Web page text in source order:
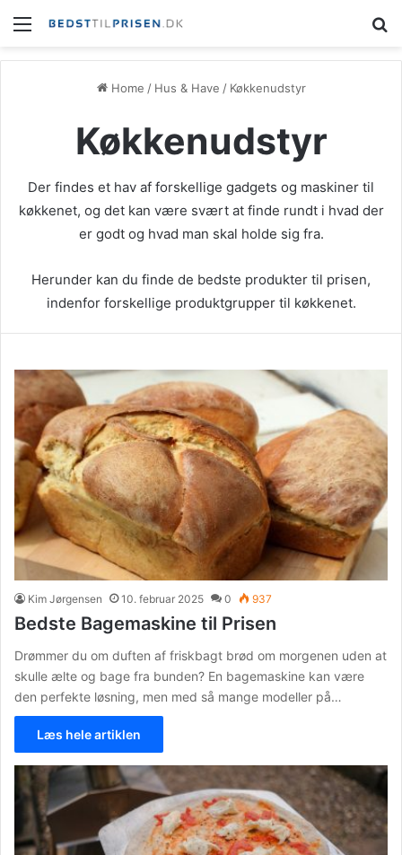
Menu
Home / Hus & Have / Køkkenudstyr
Køkkenudstyr
Der findes et hav af forskellige gadgets og maskiner til
køkkenet, og det kan være svært at finde rundt i hvad der
er godt og hvad man skal holde sig fra.
Herunder kan du finde de bedste produkter til prisen,
indenfor forskellige produktgrupper til køkkenet.
Kim Jørgensen 10. februar 2025 0 937
Bedste Bagemaskine til Prisen
Drømmer du om duften af friskbagt brød om morgenen uden at
skulle ælte og bage fra bunden? En bagemaskine kan være
den perfekte løsning, men med så mange modeller på…
Læs hele artiklen